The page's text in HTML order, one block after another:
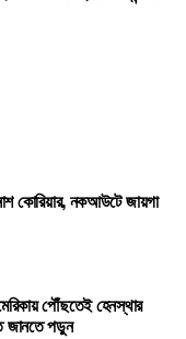
কোরিয়ার, নকআউটে জায়গা
পৌঁছতেই হেনস্থার
জানতে পড়ুন